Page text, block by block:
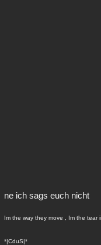
ne ich sags euch nicht
Im the way they move , Im the tear
*|CduS|*